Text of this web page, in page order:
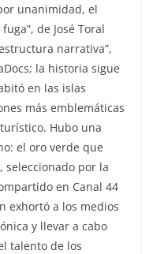
unanimidad, el
de José Toral
narrativa”,
la historia sigue
en las islas
más emblemáticas
Hubo una
el oro verde que
seleccionado por la
en Canal 44
exhortó a los medios
y llevar a cabo
talento de los